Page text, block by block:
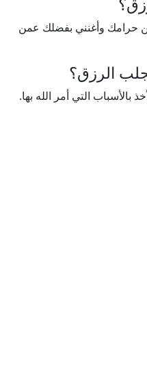
حرامك وأغنني بفضلك عمن
الرزق؟
بالأسباب التي أمر الله بها.